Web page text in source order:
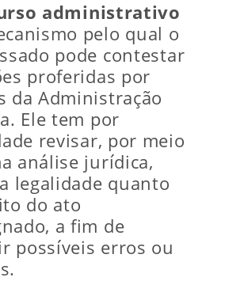
administrativo
pelo qual o
pode contestar
proferidas por
da Administração
Ele tem por
revisar, por meio
análise jurídica,
legalidade quanto
do ato
a fim de
possíveis erros ou